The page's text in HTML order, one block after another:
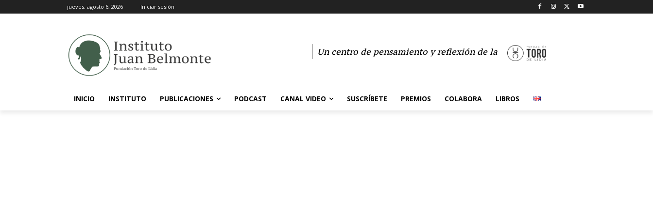
jueves, agosto 6, 2026 Iniciar sesión
Un centro de pensamiento y reflexión de la
INICIO INSTITUTO PUBLICACIONES PODCAST CANAL VIDEO SUSCRÍBETE PREMIOS COLABORA LIBROS